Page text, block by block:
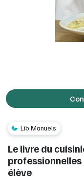
Lib Manuels
Le livre du
professionnelles
élève